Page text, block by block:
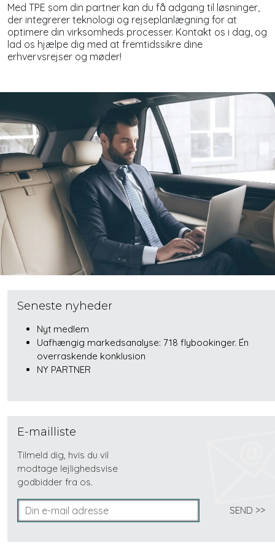
Med TPE som din partner kan du få adgang til løsninger,
der integrerer teknologi og rejseplanlægning for at
optimere din virksomheds processer. Kontakt os i dag, og
lad os hjælpe dig med at fremtidssikre dine
erhvervsrejser og møder!
Seneste nyheder
Nyt medlem
Uafhængig markedsanalyse: 718 flybookinger. Én
overraskende konklusion
NY PARTNER
E-mailliste
Tilmeld dig, hvis du vil
modtage lejlighedsvise
godbidder fra os.